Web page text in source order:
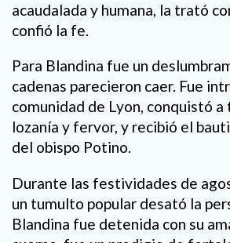
acaudalada y humana, la trató
confió la fe.
Para Blandina fue un
cadenas parecieron caer. Fue
comunidad de Lyon, conquistó a
lozanía y fervor, y recibió el
del obispo Potino.
Durante las festividades de
un tumulto popular desató la
Blandina fue detenida con su